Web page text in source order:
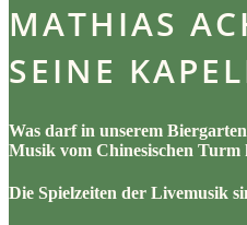
MATHIAS
SEINE
Was darf in unserem
Musik vom Chinesischen Turm
Die Spielzeiten der Livemusik